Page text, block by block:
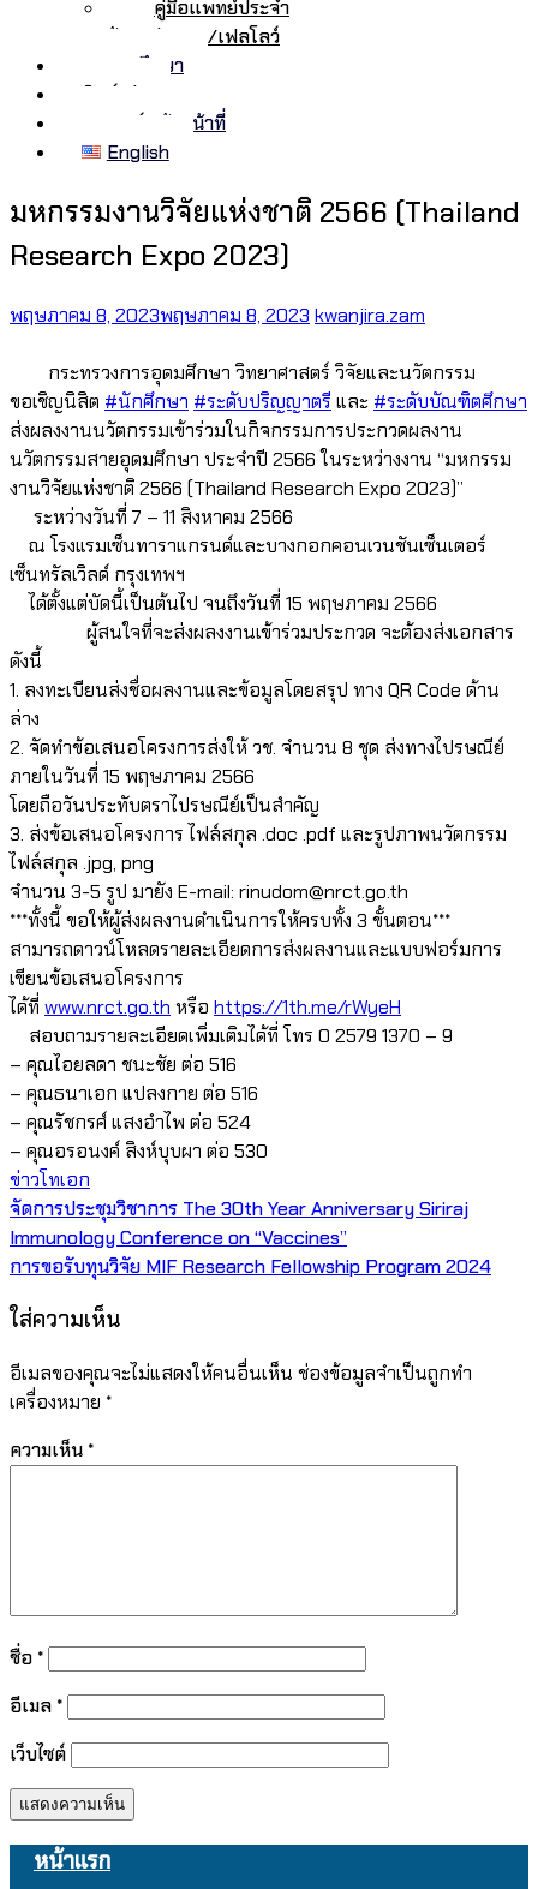
คู่มือแพทย์ประจำ
บ้าน/ต่อยอด/เฟลโลว์
ทุนการศึกษา
ศิษย์เก่า
อาจารย์/เจ้าหน้าที่
English
มหกรรมงานวิจัยแห่งชาติ 2566 (Thailand
Research Expo 2023)
พฤษภาคม 8, 2023พฤษภาคม 8, 2023 kwanjira.zam
กระทรวงการอุดมศึกษา วิทยาศาสตร์ วิจัยและนวัตกรรม
ขอเชิญนิสิต #นักศึกษา #ระดับปริญญาตรี และ #ระดับบัณฑิตศึกษา
ส่งผลงงานนวัตกรรมเข้าร่วมในกิจกรรมการประกวดผลงาน
นวัตกรรมสายอุดมศึกษา ประจำปี 2566 ในระหว่างงาน “มหกรรม
งานวิจัยแห่งชาติ 2566 (Thailand Research Expo 2023)”
ระหว่างวันที่ 7 – 11 สิงหาคม 2566
ณ โรงแรมเซ็นทาราแกรนด์และบางกอกคอนเวนชันเซ็นเตอร์
เซ็นทรัลเวิลด์ กรุงเทพฯ
ได้ตั้งแต่บัดนี้เป็นต้นไป จนถึงวันที่ 15 พฤษภาคม 2566
ผู้สนใจที่จะส่งผลงงานเข้าร่วมประกวด จะต้องส่งเอกสาร
ดังนี้
1. ลงทะเบียนส่งชื่อผลงานและข้อมูลโดยสรุป ทาง QR Code ด้าน
ล่าง
2. จัดทำข้อเสนอโครงการส่งให้ วช. จำนวน 8 ชุด ส่งทางไปรษณีย์
ภายในวันที่ 15 พฤษภาคม 2566
โดยถือวันประทับตราไปรษณีย์เป็นสำคัญ
3. ส่งข้อเสนอโครงการ ไฟล์สกุล .doc .pdf และรูปภาพนวัตกรรม
ไฟล์สกุล .jpg, png
จำนวน 3-5 รูป มายัง E-mail: rinudom@nrct.go.th
***ทั้งนี้ ขอให้ผู้ส่งผลงานดำเนินการให้ครบทั้ง 3 ขั้นตอน***
สามารถดาวน์โหลดรายละเอียดการส่งผลงานและแบบฟอร์มการ
เขียนข้อเสนอโครงการ
ได้ที่ www.nrct.go.th หรือ https://1th.me/rWyeH
สอบถามรายละเอียดเพิ่มเติมได้ที่ โทร 0 2579 1370 – 9
– คุณไอยลดา ชนะชัย ต่อ 516
– คุณธนาเอก แปลงกาย ต่อ 516
– คุณรัชกรศ์ แสงอำไพ ต่อ 524
– คุณอรอนงค์ สิงห์บุบผา ต่อ 530
ข่าวโทเอก
แนะแนว
เรื่อง
จัดการประชุมวิชาการ The 30th Year Anniversary Siriraj
Immunology Conference on “Vaccines”
การขอรับทุนวิจัย MIF Research Fellowship Program 2024
ใส่ความเห็น
อีเมลของคุณจะไม่แสดงให้คนอื่นเห็น ช่องข้อมูลจำเป็นถูกทำ
เครื่องหมาย *
ความเห็น *
ชื่อ *
อีเมล *
เว็บไซต์
หน้าแรก